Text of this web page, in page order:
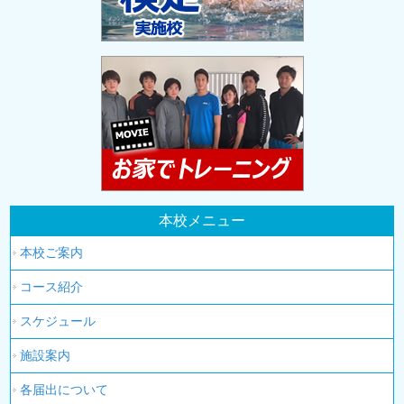
本校メニュー
本校ご案内
コース紹介
スケジュール
施設案内
各届出について